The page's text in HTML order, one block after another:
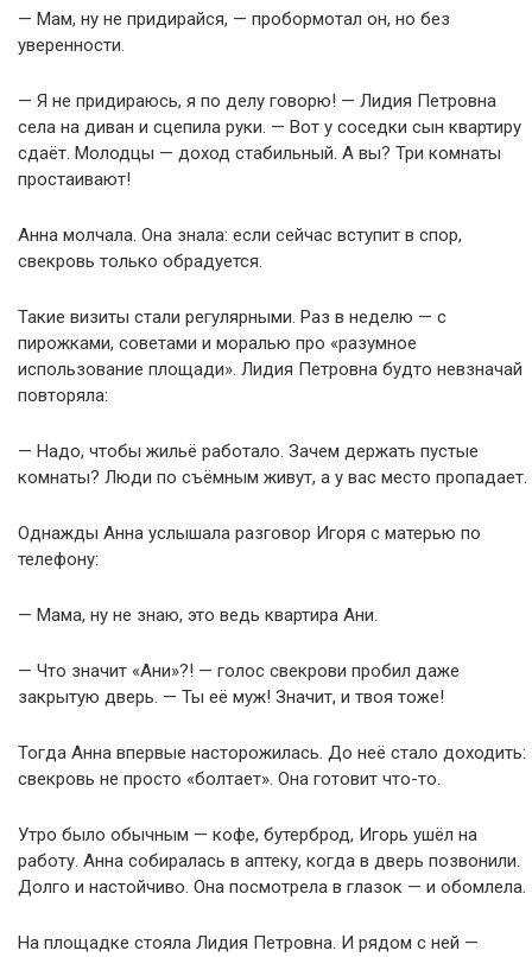
— Мам, ну не придирайся, — пробормотал он, но без
уверенности.
— Я не придираюсь, я по делу говорю! — Лидия Петровна
села на диван и сцепила руки. — Вот у соседки сын квартиру
сдаёт. Молодцы — доход стабильный. А вы? Три комнаты
простаивают!
Анна молчала. Она знала: если сейчас вступит в спор,
свекровь только обрадуется.
Такие визиты стали регулярными. Раз в неделю — с
пирожками, советами и моралью про «разумное
использование площади». Лидия Петровна будто невзначай
повторяла:
— Надо, чтобы жильё работало. Зачем держать пустые
комнаты? Люди по съёмным живут, а у вас место пропадает.
Однажды Анна услышала разговор Игоря с матерью по
телефону:
— Мама, ну не знаю, это ведь квартира Ани.
— Что значит «Ани»?! — голос свекрови пробил даже
закрытую дверь. — Ты её муж! Значит, и твоя тоже!
Тогда Анна впервые насторожилась. До неё стало доходить:
свекровь не просто «болтает». Она готовит что-то.
Утро было обычным — кофе, бутерброд, Игорь ушёл на
работу. Анна собиралась в аптеку, когда в дверь позвонили.
Долго и настойчиво. Она посмотрела в глазок — и обомлела.
На площадке стояла Лидия Петровна. И рядом с ней —